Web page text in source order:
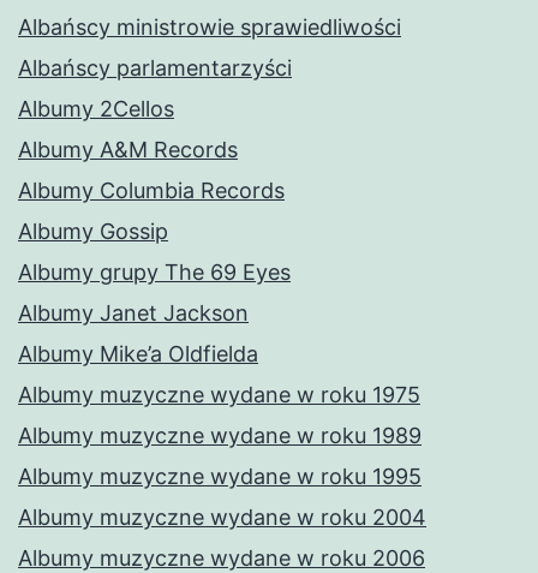
Albańscy ministrowie sprawiedliwości
Albańscy parlamentarzyści
Albumy 2Cellos
Albumy A&M Records
Albumy Columbia Records
Albumy Gossip
Albumy grupy The 69 Eyes
Albumy Janet Jackson
Albumy Mike’a Oldfielda
Albumy muzyczne wydane w roku 1975
Albumy muzyczne wydane w roku 1989
Albumy muzyczne wydane w roku 1995
Albumy muzyczne wydane w roku 2004
Albumy muzyczne wydane w roku 2006